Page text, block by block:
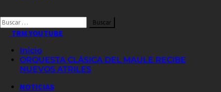
Buscar
por:TRM YOUTUBE
Inicio
ORQUESTA CLÁSICA DEL MAULE RECIBE
NUEVOS ATRILES
NOTICIAS